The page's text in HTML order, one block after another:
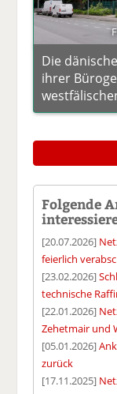
Die
ihrer
Folgende
[20.07.2026]
feierlich
[23.02.2026]
technische
[22.01.2026]
Zehetmair und
[05.01.2026]
zurück
[17.11.2025]